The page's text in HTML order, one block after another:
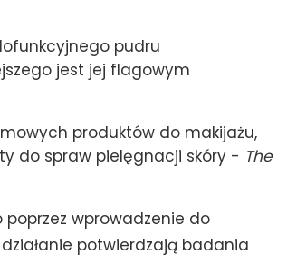
pudru
jest jej flagowym
produktów do makijażu,
do spraw pielęgnacji skóry - The
poprzez wprowadzenie do
potwierdzają badania